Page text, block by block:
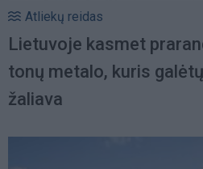
Atliekų reidas
Lietuvoje kasmet
tonų metalo, kuris
žaliava